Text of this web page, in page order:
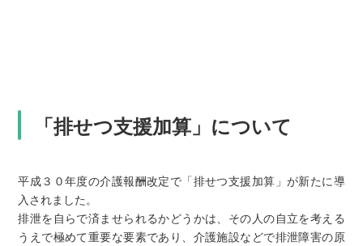
「排せつ支援加算」について
平成３０年度の介護報酬改定で「排せつ支援加算」が新たに導
入されました。
排泄を自らで済ませられるかどうかは、その人の自立を考える
うえで極めて重要な要素であり、介護施設などで排泄障害の原